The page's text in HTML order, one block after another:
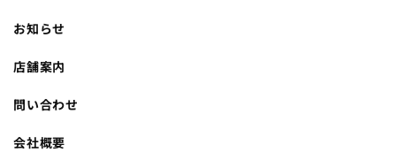
お知らせ
店舗案内
問い合わせ
会社概要